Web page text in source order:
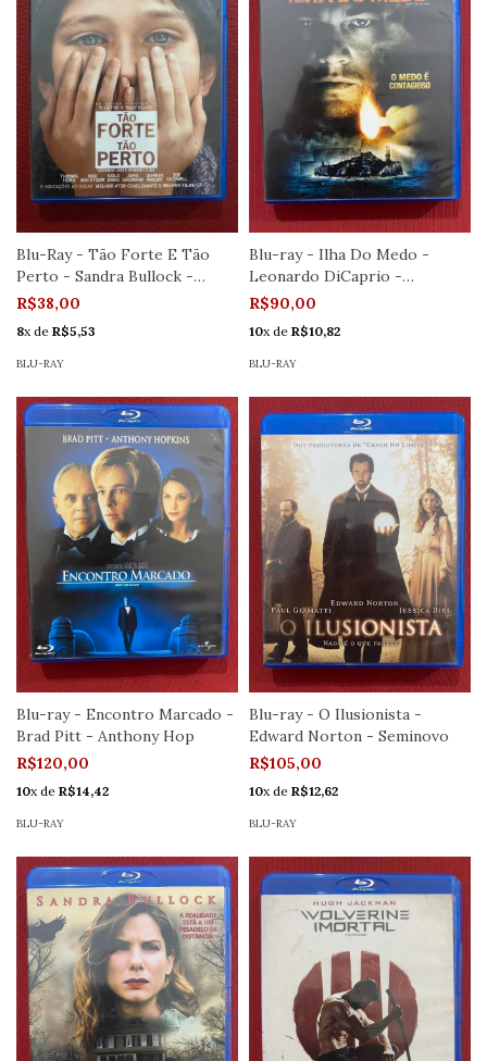
Blu-Ray - Tão Forte E Tão
Perto - Sandra Bullock -
Seminovo
R$38,00
8x de R$5,53
BLU-RAY
Blu-ray - Ilha Do Medo -
Leonardo DiCaprio -
Seminovo
R$90,00
10x de R$10,82
BLU-RAY
Blu-ray - Encontro Marcado -
Brad Pitt - Anthony Hop
R$120,00
10x de R$14,42
BLU-RAY
Blu-ray - O Ilusionista -
Edward Norton - Seminovo
R$105,00
10x de R$12,62
BLU-RAY